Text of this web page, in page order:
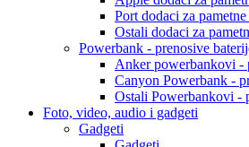
Port dodaci za
Ostali dodaci za
Powerbank - prenosive
Anker powerbankovi -
Canyon Powerbank -
Ostali Powerbankovi -
Foto, video, audio i gadgeti
Gadgeti